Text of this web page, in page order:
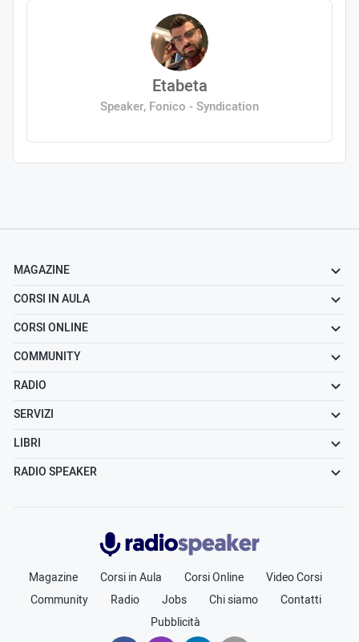
Etabeta
Speaker, Fonico - Syndication
MAGAZINE
CORSI IN AULA
CORSI ONLINE
COMMUNITY
RADIO
SERVIZI
LIBRI
RADIO SPEAKER
Radiospeaker.it
Magazine Corsi in Aula Corsi Online
Video Corsi
Community
Radio Jobs Chi siamo
Contatti
Pubblicità